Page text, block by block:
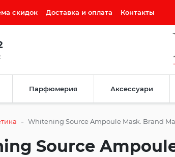
скидок Доставка и оплата Контакты
Парфюмерия Аксессуари
- Whitening Source Ampoule Mask. Brand
Source